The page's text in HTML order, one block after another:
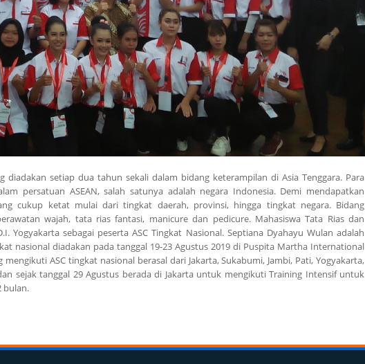
diadakan setiap dua tahun sekali dalam bidang keterampilan di Asia Tenggara. Para
persatuan ASEAN, salah satunya adalah negara Indonesia. Demi mendapatkan
cukup ketat mulai dari tingkat daerah, provinsi, hingga tingkat negara. Bidang
wajah, tata rias fantasi, manicure dan pedicure. Mahasiswa Tata Rias dan
Yogyakarta sebagai peserta ASC Tingkat Nasional. Septiana Dyahayu Wulan adalah
nasional diadakan pada tanggal 19-23 Agustus 2019 di Puspita Martha International
ASC tingkat nasional berasal dari Jakarta, Sukabumi, Jambi, Pati, Yogyakarta,
sejak tanggal 29 Agustus berada di Jakarta untuk mengikuti Training Intensif untuk
bulan.